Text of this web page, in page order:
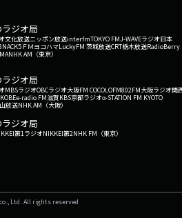
ジオ局
文化放送ニッポン放送interfmTOKYO FMJ-WAVEラジオ日本
NACK5 ＦＭヨコハマLuckyFM 茨城放送CRT栃木放送RadioBerry
NHK AM（東京）
ジオ局
MBSラジオOBCラジオ大阪FM COCOLOFM802FM大阪ラジオ関
e-radio FM滋賀KBS京都ラジオα-STATION FM KYOTO
放送NHK AM（大阪）
ジオ局
第1ラジオNIKKEI第2NHK FM（東京）
Ltd. All rights reserved